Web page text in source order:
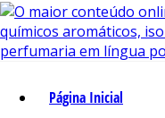
Página Inicial